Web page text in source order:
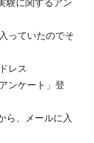
っていたのでそ
レス
ンケート」登
ら、メールに入